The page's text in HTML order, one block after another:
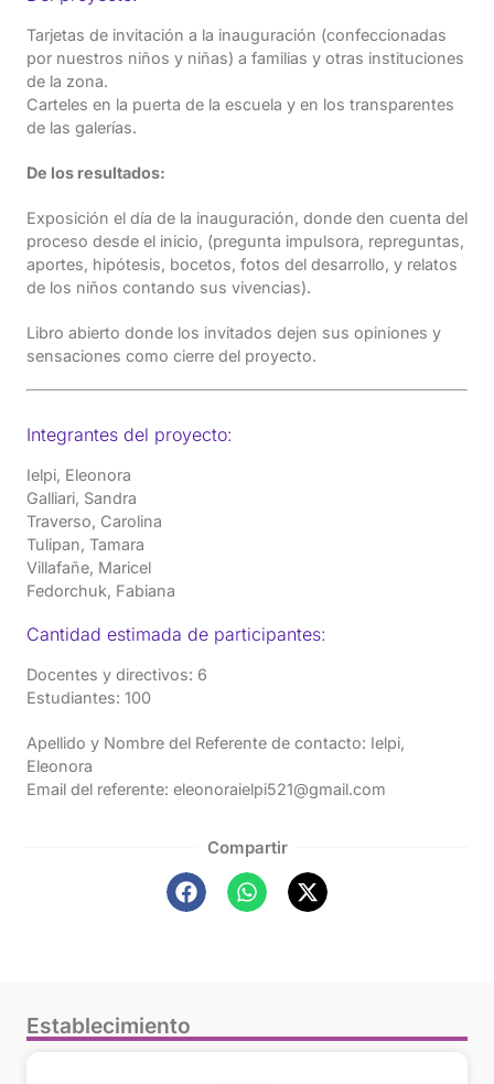
Tarjetas de invitación a la inauguración (confeccionadas
por nuestros niños y niñas) a familias y otras instituciones
de la zona.
Carteles en la puerta de la escuela y en los transparentes
de las galerías.
De los resultados:
Exposición el día de la inauguración, donde den cuenta del
proceso desde el inicio, (pregunta impulsora, repreguntas,
aportes, hipótesis, bocetos, fotos del desarrollo, y relatos
de los niños contando sus vivencias).
Libro abierto donde los invitados dejen sus opiniones y
sensaciones como cierre del proyecto.
Integrantes del proyecto:
Ielpi, Eleonora
Galliari, Sandra
Traverso, Carolina
Tulipan, Tamara
Villafañe, Maricel
Fedorchuk, Fabiana
Cantidad estimada de participantes:
Docentes y directivos: 6
Estudiantes: 100
Apellido y Nombre del Referente de contacto: Ielpi,
Eleonora
Email del referente: eleonoraielpi521@gmail.com
Compartir
Establecimiento